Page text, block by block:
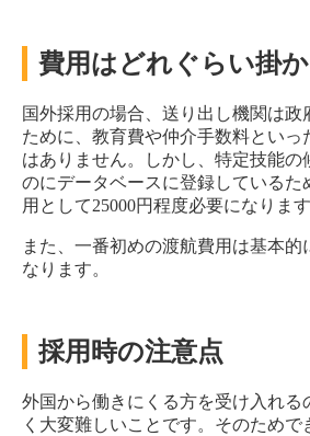
費用はどれぐらい掛
国外採用の場合、送り出し機関は政
ために、教育費や仲介手数料といっ
はありません。しかし、特定技能の
のにデータベースに登録しているた
用として25000円程度必要になります
また、一番初めの渡航費用は基本的
なります。
採用時の注意点
外国から働きにくる方を受け入れる
く大変難しいことです。そのためで